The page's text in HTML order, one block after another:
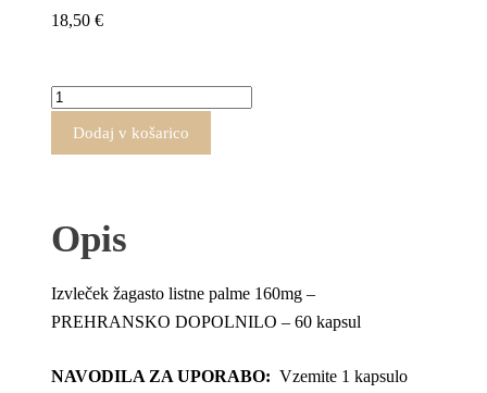
18,50 €
Dodaj v košarico
Opis
Izvleček žagasto listne palme 160mg –
PREHRANSKO DOPOLNILO – 60 kapsul
NAVODILA ZA UPORABO: Vzemite 1 kapsulo